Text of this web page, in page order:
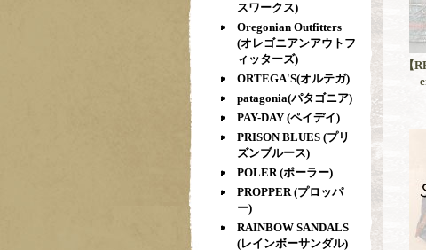
スワークス)
Oregonian Outfitters
(オレゴニアンアウトフ
ィッターズ)
ORTEGA'S(オルテガ)
patagonia(パタゴニア)
PAY-DAY (ペイデイ)
PRISON BLUES (プリ
ズンブルース)
POLER (ポーラー)
PROPPER (プロッパ
ー)
RAINBOW SANDALS
(レインボーサンダル)
【